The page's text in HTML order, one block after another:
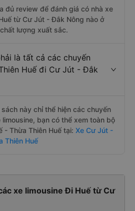
đủ review để đánh giá có nhà xe
từ Cư Jút - Đắk Nông nào ở
lượng xuất sắc.
là tất cả các chuyến
Huế đi Cư Jút - Đắk
sách này chỉ thể hiện các chuyến
bạn có thể xem toàn bộ
- Thừa Thiên Huế tại: Xe Cư Jút -
Thiên Huế
xe limousine Đi Huế từ Cư